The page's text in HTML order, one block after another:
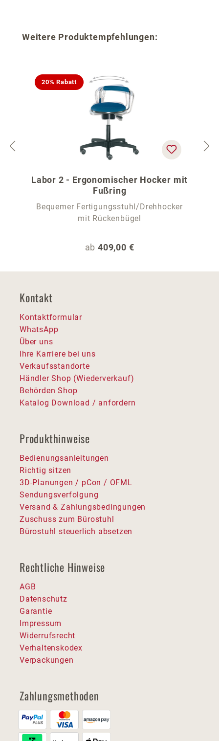
Produktgalerie überspringen
Weitere Produktempfehlungen:
20% Rabatt
Labor 2 - Ergonomischer Hocker mit
Fußring
Bequemer Fertigungsstuhl/Drehhocker
mit Rückenbügel
Regulärer Preis:
ab 409,00 €
Kontakt
Kontaktformular
WhatsApp
Über uns
Ihre Karriere bei uns
Verkaufsstandorte
Händler Shop (Wiederverkauf)
Behörden Shop
Katalog Download / anfordern
Produkthinweise
Bedienungsanleitungen
Richtig sitzen
3D-Planungen / pCon / OFML
Sendungsverfolgung
Versand & Zahlungsbedingungen
Zuschuss zum Bürostuhl
Bürostuhl steuerlich absetzen
Rechtliche Hinweise
AGB
Datenschutz
Garantie
Impressum
Widerrufsrecht
Verhaltenskodex
Verpackungen
Zahlungsmethoden